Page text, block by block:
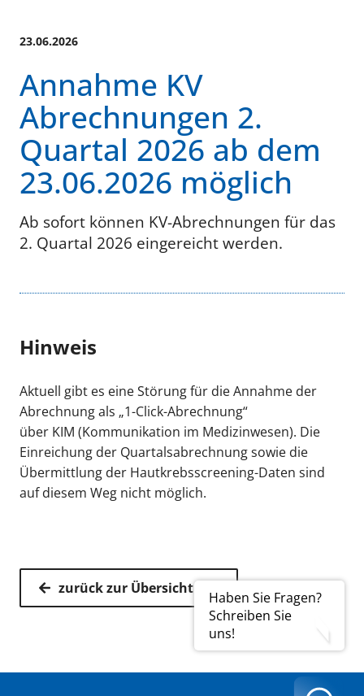
Haben Sie Fragen?
Schreiben Sie
uns!
23.06.2026
Annahme KV
Abrechnungen 2.
Quartal 2026 ab dem
23.06.2026 möglich
Ab sofort können KV-Abrechnungen für das
2. Quartal 2026 eingereicht werden.
Hinweis
Aktuell gibt es eine Störung für die Annahme der
Abrechnung als „1-Click-Abrechnung“
über KIM (Kommunikation im Medizinwesen). Die
Einreichung der Quartalsabrechnung sowie die
Übermittlung der Hautkrebsscreening-Daten sind
auf diesem Weg nicht möglich.
zurück zur Übersicht